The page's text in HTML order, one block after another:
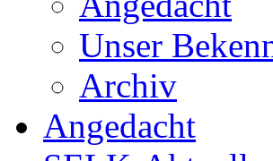
Unser
Archiv
Angedacht